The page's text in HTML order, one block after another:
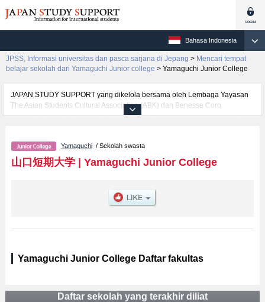
Bahasa Indonesia
JPSS, Informasi universitas dan pasca sarjana di Jepang > Mencari tempat
belajar sekolah dari Yamaguchi Junior college > Yamaguchi Junior College
JAPAN STUDY SUPPORT yang dikelola bersama oleh Lembaga Yayasan
The Asian Students Cultural Association (ABK) dan Benesse Corp.
menyediakan informasi sekitar 1300 universitas, pascasarjana, universitas
informasi per fakultas seperti , serta berbagai informasi yang berguna bagi
mahasiswa(i) mancanegara seperti kuota untuk jumlah pendaftar dan
jumlah kelulusan ujian masuk mahasiswa(i) mancanegara, informasi
Yamaguchi/ Sekolah swasta
山口短期大学| Yamaguchi Junior College
Yamaguchi Junior College Daftar fakultas
Daftar sekolah yang terakhir diliat